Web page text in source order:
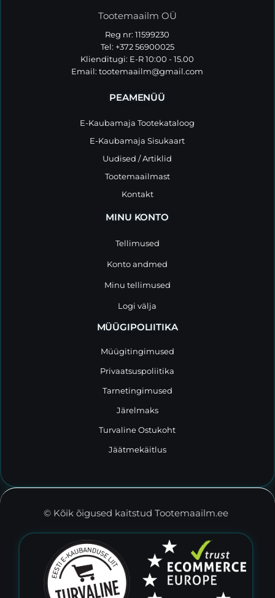
Tootemaailm OÜ
Reg nr: 11599230
Tel: +372 56900025
Klienditugi: E-R 10:00 - 15.00
Email:tootemaailm@gmail.com
PEAMENÜÜ
E-Kaubamaja Tootekataloog
E-Kaubamaja Sisukaart
Uudised / Artiklid
Tootemaailmast
Kontakt
MINU KONTO
Tellimused
Konto andmed
Minu tellimused
Logi välja
MÜÜGIPOLIITIKA
Müügitingimused
Privaatsuspoliitika
Tarnetingimused
Järelmaks
Turvaline Ostukoht
Jäätmekäitlus
© Kõik õigused kaitstud Tootemaailm.ee